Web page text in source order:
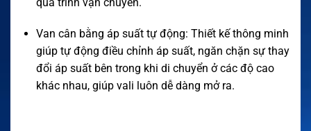
Van cân bằng áp suất tự động: Thiết kế thông minh
giúp tự động điều chỉnh áp suất, ngăn chặn sự thay
đổi áp suất bên trong khi di chuyển ở các độ cao
khác nhau, giúp vali luôn dễ dàng mở ra.